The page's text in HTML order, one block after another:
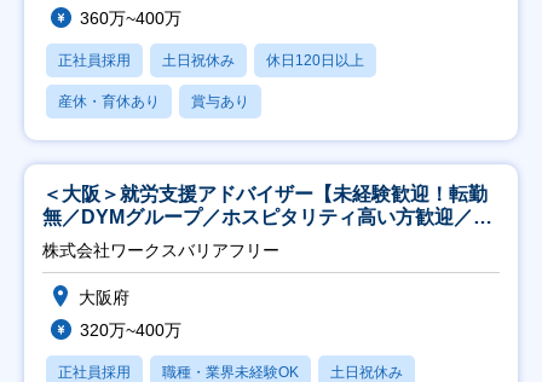
360万~400万
正社員採用 土日祝休み 休日120日以上
産休・育休あり 賞与あり
＜大阪＞就労支援アドバイザー【未経験歓迎！転勤
無／DYMグループ／ホスピタリティ高い方歓迎／土
日祝】
株式会社ワークスバリアフリー
大阪府
320万~400万
正社員採用 職種・業界未経験OK 土日祝休み